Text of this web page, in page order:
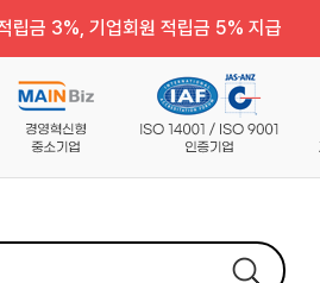
립금 3%, 기업회원 적립금 5% 지급